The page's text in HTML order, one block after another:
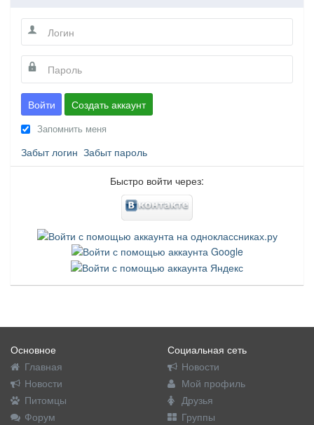
Войти Создать аккаунт
Запомнить меня
Забыт логин Забыт пароль
Быстро войти через:
Основное
Главная
Новости
Питомцы
Форум
Социальная сеть
Новости
Мой профиль
Друзья
Группы